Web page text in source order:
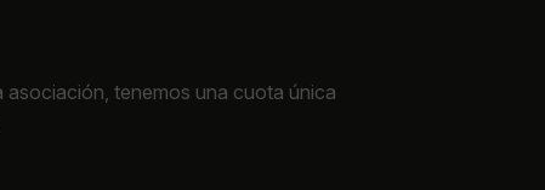
asociación, tenemos una cuota única